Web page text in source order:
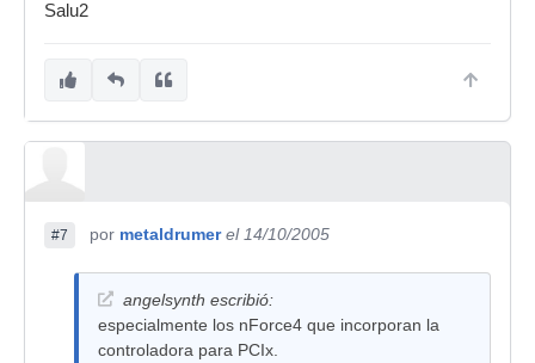
Salu2
#7 por metaldrumer el 14/10/2005
angelsynth escribió:
especialmente los nForce4 que incorporan la
controladora para PCIx.